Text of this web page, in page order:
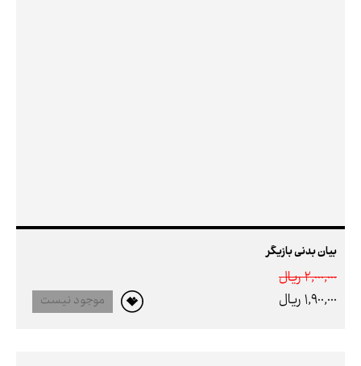
بیان بدنی بازیگر
2,000,000 ريال
1,900,000 ريال
موجود نیست